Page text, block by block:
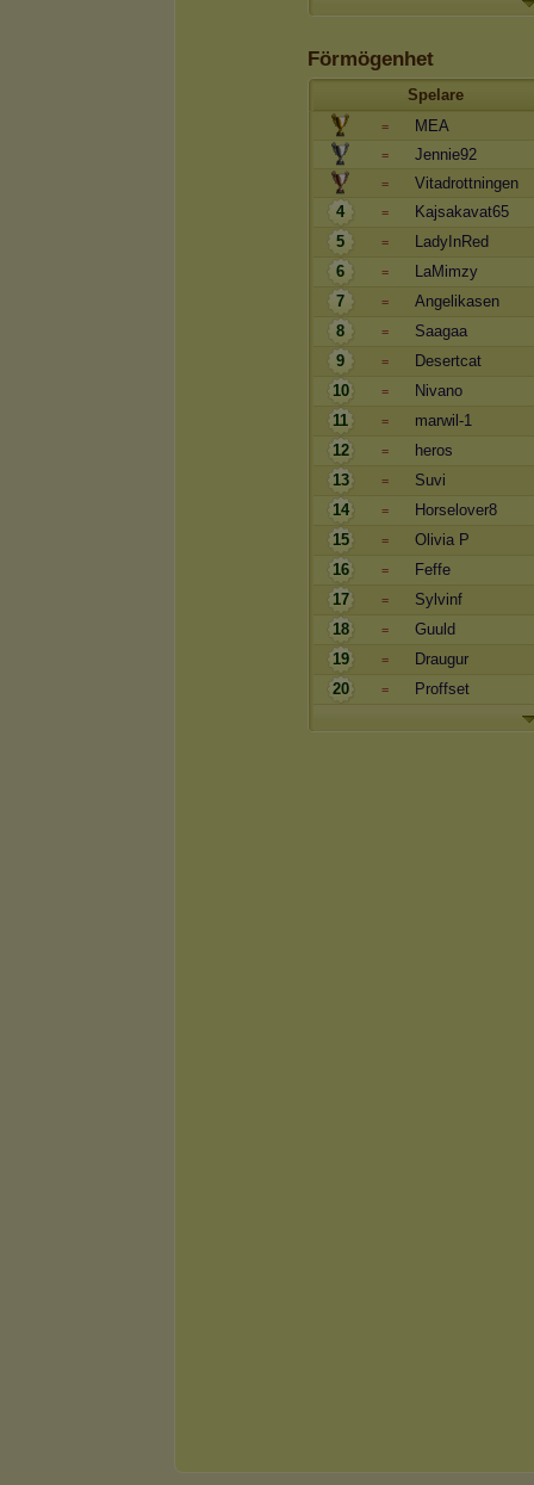
Förmögenhet
Spelare
= MEA
= Jennie92
=
Vitadrottningen
4
=
Kajsakavat65
5
=
LadyInRed
6
=
LaMimzy
7
=
Angelikasen
8
=
Saagaa
9
=
Desertcat
10
=
Nivano
11
=
marwil-1
12
=
heros
13
=
Suvi
14
=
Horselover8
15
=
Olivia P
16
=
Feffe
17
=
Sylvinf
18
=
Guuld
19
=
Draugur
20
= Proffset